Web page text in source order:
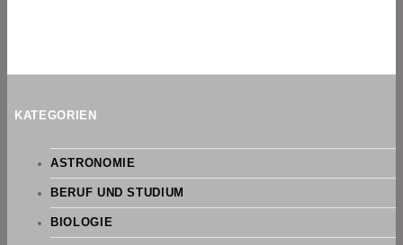
KATEGORIEN
ASTRONOMIE
BERUF UND STUDIUM
BIOLOGIE